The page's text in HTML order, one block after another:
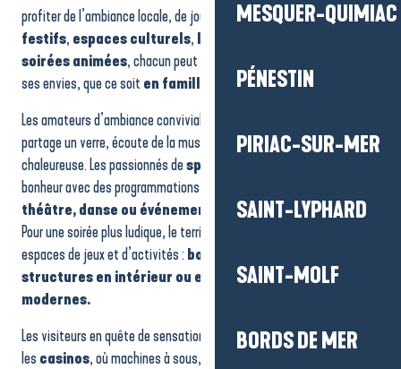
MESQUER-QUIMIAC
PÉNESTIN
PIRIAC-SUR-MER
SAINT-LYPHARD
SAINT-MOLF
BORDS DE MER
Cabaret La Plume Rouge
Athanor Centre Culturel Espace Michel Rabreau
Le Nuage
Cinéma Pax
Casino Barrière La Baule
Hippodrome de Pornichet
Damraz - Brasserie artisanale
Palais des congrès et des festivals La Baule Atlantia
profiter de l’ambiance locale, de jour comme de nuit. Entrelieux
festifs, espaces culturels, loisirs en intérieur
soirées animées, chacun peut composer une sortie adaptée à
ses envies, que ce soit en famille, en duo ou entre amis.
Les amateurs d’ambiance conviviale apprécieront les
partage un verre, écoute de la musique ou profite d’une atmosphère
chaleureuse. Les passionnés despectacles
bonheur avec des programmations variées :
théâtre, danse ou événements culturels.
Pour une soirée plus ludique, le territoire propose également des
espaces de jeux et d’activités : bowling, salles de jeu,
structures en intérieur ou espaces dédiés aux loisirs
modernes.
Les visiteurs en quête de sensations pourront se laisser tenter par
les casinos, où machines à sous, jeux de tables et animations